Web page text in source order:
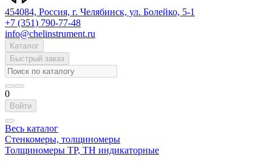
454084, Россия, г. Челябинск, ул. Болейко, 5-1
+7 (351) 790-77-48
info@chelinstrument.ru
Каталог
Быстрый заказ
0
Войти
Весь каталог
Стенкомеры, толщиномеры
Толщиномеры ТР, ТН индикаторные